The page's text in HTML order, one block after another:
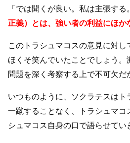
「では聞くが良い。私は主張する。
正義）とは、強い者の利益にほか
このトラシュマコスの意見に対
ほくそ笑んでいたことでしょう。
問題を深く考察する上で不可欠だ
いつものように、ソクラテスはト
一蹴することなく、トラシュマコ
シュマコス自身の口で語らせてい